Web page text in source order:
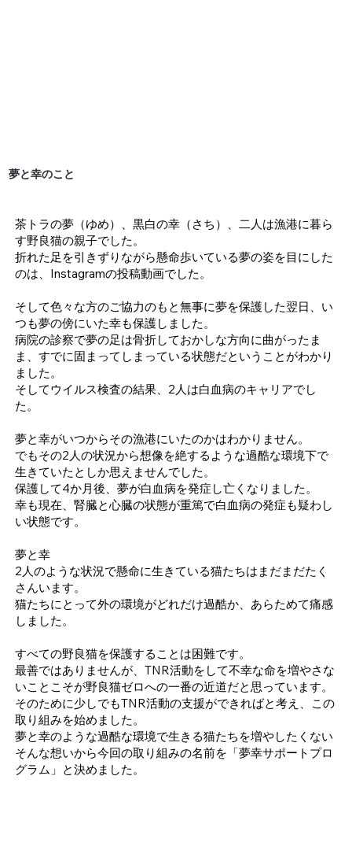
​夢と幸のこと
茶トラの夢（ゆめ）、黒白の幸（さち）、二人は漁港に暮ら
す野良猫の親子でした。
折れた足を引きずりながら懸命歩いている夢の姿を目にした
のは、Instagramの投稿動画でした。
そして色々な方のご協力のもと無事に夢を保護した翌日、い
つも夢の傍にいた幸も保護しました。
病院の診察で夢の足は骨折しておかしな方向に曲がったま
ま、すでに固まってしまっている状態だということがわかり
ました。
そしてウイルス検査の結果、2人は白血病のキャリアでし
た。
夢と幸がいつからその漁港にいたのかはわかりません。
でもその2人の状況から想像を絶するような過酷な環境下で
生きていたとしか思えませんでした。
保護して4か月後、夢が白血病を発症し亡くなりました。
幸も現在、腎臓と心臓の状態が重篤で白血病の発症も疑わし
い状態です。
夢と幸
​2人のような状況で懸命に生きている猫たちはまだまだたく
さんいます。
猫たちにとって外の環境がどれだけ過酷か、 あらためて痛感
しました。
すべての野良猫を保護することは困難です。
最善ではありませんが、TNR活動をして不幸な命を増やさな
いことこそが野良猫ゼロへの一番の近道だと思っています。
そのために少しでもTNR活動の支援ができればと考え、この
取り組みを始めました。
​夢と幸のような過酷な環境で生きる猫たちを増やしたくない
そんな想いから今回の取り組みの名前を「夢幸サポートプロ
グラム」と決めました。